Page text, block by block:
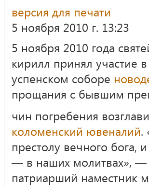
версия для печати
5 ноября 2010 г. 13:23
5 ноября 2010 года
кирилл принял участие
успенском соборе
прощания с бывшим
чин погребения
коломенский ювеналий.
престолу вечного бога,
— в наших молитвах», —
патриарший наместник